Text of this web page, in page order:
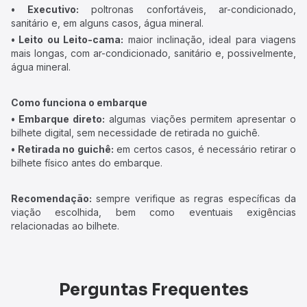
• Executivo: poltronas confortáveis, ar-condicionado,
sanitário e, em alguns casos, água mineral.
• Leito ou Leito-cama: maior inclinação, ideal para viagens
mais longas, com ar-condicionado, sanitário e, possivelmente,
água mineral.
Como funciona o embarque
• Embarque direto: algumas viações permitem apresentar o
bilhete digital, sem necessidade de retirada no guichê.
• Retirada no guichê: em certos casos, é necessário retirar o
bilhete físico antes do embarque.
Recomendação: sempre verifique as regras específicas da
viação escolhida, bem como eventuais exigências
relacionadas ao bilhete.
Perguntas Frequentes